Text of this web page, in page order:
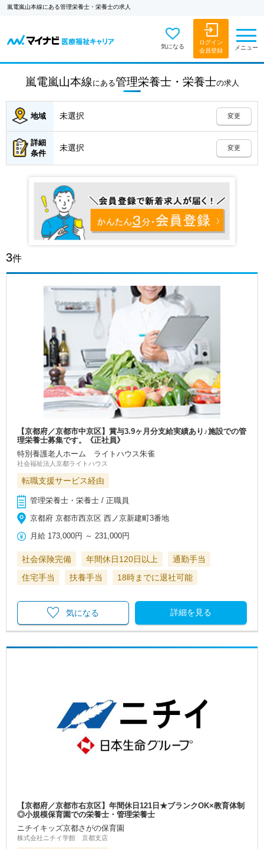
嵐電嵐山本線にある管理栄養士・栄養士の求人
気になる
ログイン
会員登録
メニュー
嵐電嵐山本線 にある管理栄養士・栄養士の求人
地域 未選択 変更
詳細
条件
未選択 変更
3件
【京都府／京都市中京区】賞与3.9ヶ月分支給実績あり♪施設での管
理栄養士募集です。《正社員》
特別養護老人ホーム ライトハウス朱雀
社会福祉法人京都ライトハウス
転職支援サービス経由
管理栄養士・栄養士 / 正職員
京都府 京都市西京区 西ノ京新建町3番地
月給 173,000円 ～ 231,000円
社会保険完備 年間休日120日以上
通勤手当
住宅手当
扶養手当 18時までに退社可能
詳細を見る
気になる
【京都府／京都市右京区】年間休日121日★ブランクOK×教育体制
◎小規模保育園での栄養士・管理栄養士
ニチイキッズ京都さがの保育園
株式会社ニチイ学館 京都支店